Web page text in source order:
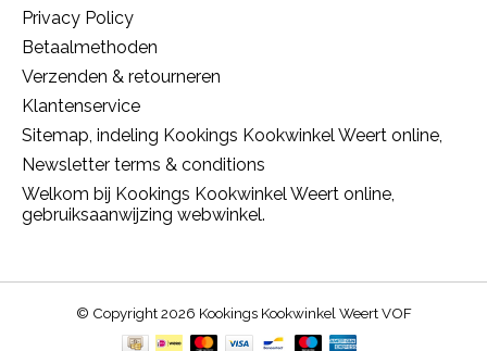
Privacy Policy
Betaalmethoden
Verzenden & retourneren
Klantenservice
Sitemap, indeling Kookings Kookwinkel Weert online,
Newsletter terms & conditions
Welkom bij Kookings Kookwinkel Weert online,
gebruiksaanwijzing webwinkel.
© Copyright 2026 Kookings Kookwinkel Weert VOF